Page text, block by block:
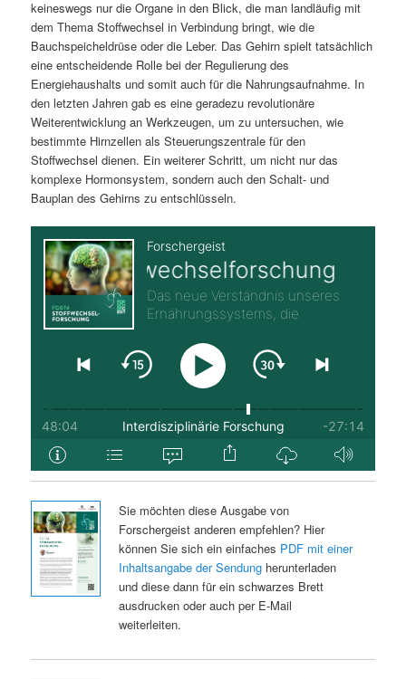
n
keineswegs nur die Organe in den Blick, die man landläufig mit
dem Thema Stoffwechsel in Verbindung bringt, wie die
Bauchspeicheldrüse oder die Leber. Das Gehirn spielt tatsächlich
eine entscheidende Rolle bei der Regulierung des
Energiehaushalts und somit auch für die Nahrungsaufnahme. In
den letzten Jahren gab es eine geradezu revolutionäre
Weiterentwicklung an Werkzeugen, um zu untersuchen, wie
bestimmte Hirnzellen als Steuerungszentrale für den
Stoffwechsel dienen. Ein weiterer Schritt, um nicht nur das
komplexe Hormonsystem, sondern auch den Schalt- und
Bauplan des Gehirns zu entschlüsseln.
Sie möchten diese Ausgabe von
Forschergeist anderen empfehlen? Hier
können Sie sich ein einfaches PDF mit einer
Inhaltsangabe der Sendungherunterladen
und diese dann für ein schwarzes Brett
ausdrucken oder auch per E-Mail
weiterleiten.